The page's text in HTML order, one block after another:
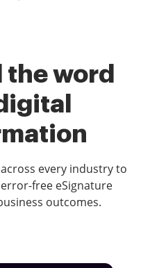
the word
every industry to
free eSignature
outcomes.